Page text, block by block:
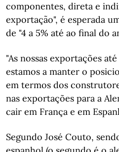
componentes, direta e
exportação", é esperada
de "4 a 5% até ao final do
"As nossas exportações
estamos a manter o
em termos dos
nas exportações para a
cair em França e em
Segundo José Couto,